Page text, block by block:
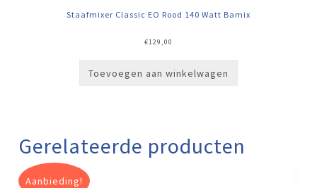
Staafmixer Classic EO Rood 140 Watt Bamix
€129,00
Toevoegen aan winkelwagen
Gerelateerde producten
Aanbieding!